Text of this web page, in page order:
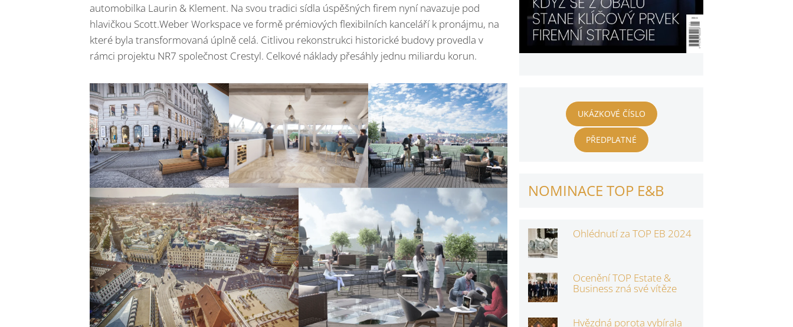
automobilka Laurin & Klement. Na svou tradici sídla úspěšných firem nyní navazuje pod
hlavičkou Scott.Weber Workspace ve formě prémiových flexibilních kanceláří k pronájmu, na
které byla transformovaná úplně celá. Citlivou rekonstrukci historické budovy provedla v
rámci projektu NR7 společnost Crestyl. Celkové náklady přesáhly jednu miliardu korun.
UKÁZKOVÉ ČÍSLO
PŘEDPLATNÉ
NOMINACE TOP E&B
Ohlédnutí za TOP EB 2024
Ocenění TOP Estate &
Business zná své vítěze
Hvězdná porota vybírala